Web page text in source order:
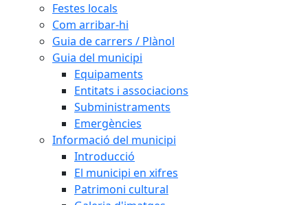
Festes locals
Com arribar-hi
Guia de carrers / Plànol
Guia del municipi
Equipaments
Entitats i associacions
Subministraments
Emergències
Informació del municipi
Introducció
El municipi en xifres
Patrimoni cultural